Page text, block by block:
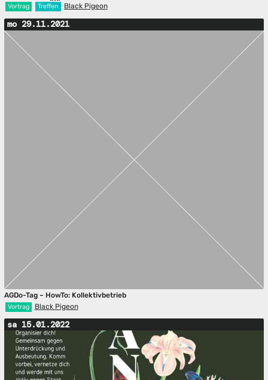
Vortrag Treffen Black Pigeon
mo 29.11.2021
AGDo-Tag – HowTo: Kollektivbetrieb
Vortrag Black Pigeon
sa 15.01.2022